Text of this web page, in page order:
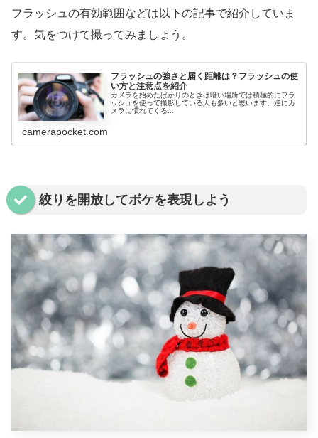
フラッシュの有効範囲などは以下の記事で紹介していま
す。気をつけて撮ってみましょう。
フラッシュの強さと届く距離は？フラッシュの使
い方と注意点を紹介
カメラを始めたばかりのときは暗い場所では積極的にフラ
ッシュを使って撮影している人も多いと思います。逆にカ
メラに慣れてくる...
camerapocket.com
絞りを開放してボケを表現しよう